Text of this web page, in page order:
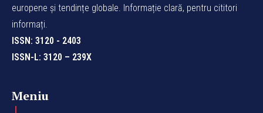
europene și tendințe globale. Informație clară, pentru cititori
informați.
ISSN: 3120 - 2403
ISSN-L: 3120 – 239X
Meniu